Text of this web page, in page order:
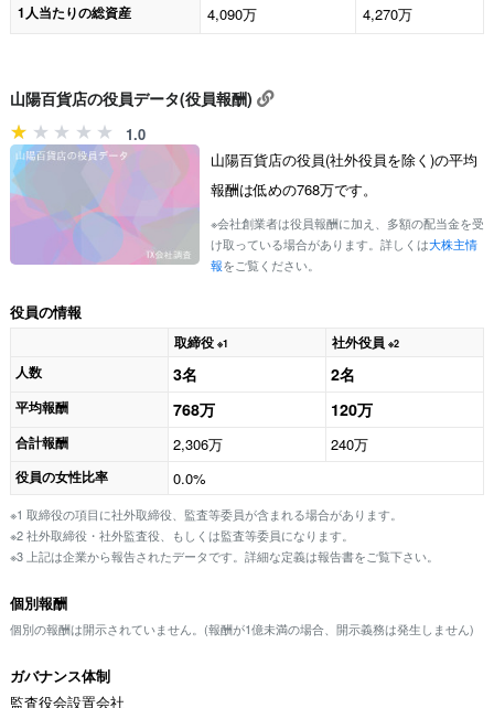
1人当たりの総資産 4,090万 4,270万
山陽百貨店の役員データ(役員報酬)
1.0
山陽百貨店の役員(社外役員を除く)の平均
報酬は低めの768万です。
※会社創業者は役員報酬に加え、多額の配当金を受
け取っている場合があります。詳しくは大株主情
報をご覧ください。
役員の情報
取締役 ※1 社外役員 ※2
人数 3名 2名
平均報酬 768万 120万
合計報酬 2,306万 240万
役員の女性比率 0.0%
※1 取締役の項目に社外取締役、監査等委員が含まれる場合があります。
※2 社外取締役・社外監査役、もしくは監査等委員になります。
※3 上記は企業から報告されたデータです。詳細な定義は報告書をご覧下さい。
個別報酬
個別の報酬は開示されていません。(報酬が1億未満の場合、開示義務は発生しません)
ガバナンス体制
監査役会設置会社